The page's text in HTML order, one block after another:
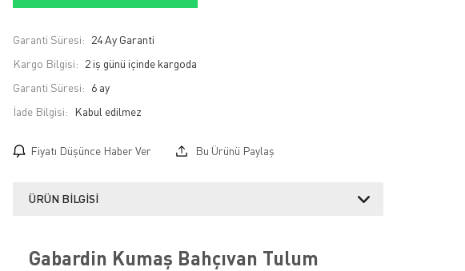
Garanti Süresi: 24 Ay Garanti
Kargo Bilgisi: 2 iş günü içinde kargoda
Garanti Süresi: 6 ay
İade Bilgisi:
Fiyatı Düşünce Haber Ver Bu Ürünü Paylaş
ÜRÜN BILGISI
Gabardin Kumaş Bahçıvan Tulum